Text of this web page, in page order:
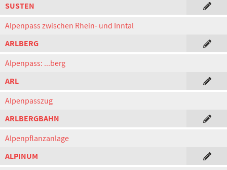
SUSTEN
Alpenpass zwischen Rhein- und Inntal
ARLBERG
Alpenpass: ...berg
ARL
Alpenpasszug
ARLBERGBAHN
Alpenpflanzanlage
ALPINUM